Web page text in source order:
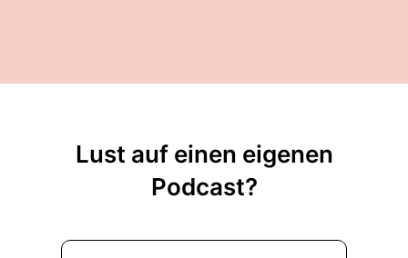
Lust auf einen eigenen
Podcast?